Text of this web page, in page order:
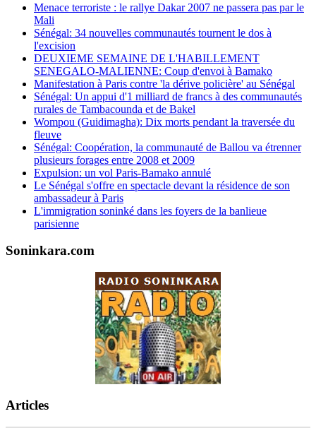
Menace terroriste : le rallye Dakar 2007 ne passera pas par le
Mali
Sénégal: 34 nouvelles communautés tournent le dos à
l'excision
DEUXIEME SEMAINE DE L'HABILLEMENT
SENEGALO-MALIENNE: Coup d'envoi à Bamako
Manifestation à Paris contre 'la dérive policière' au Sénégal
Sénégal: Un appui d'1 milliard de francs à des communautés
rurales de Tambacounda et de Bakel
Wompou (Guidimagha): Dix morts pendant la traversée du
fleuve
Sénégal: Coopération, la communauté de Ballou va étrenner
plusieurs forages entre 2008 et 2009
Expulsion: un vol Paris-Bamako annulé
Le Sénégal s'offre en spectacle devant la résidence de son
ambassadeur à Paris
L'immigration soninké dans les foyers de la banlieue
parisienne
Soninkara.com
Articles